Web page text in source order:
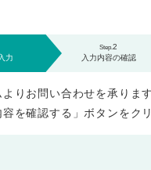
力
Step.2
入力内容の確認
りお問い合わせを承りま
を確認する」ボタンをク